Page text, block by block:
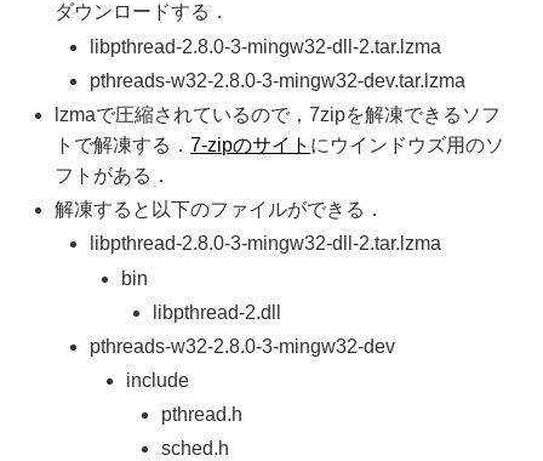
ダウンロードする．
libpthread-2.8.0-3-mingw32-dll-2.tar.lzma
pthreads-w32-2.8.0-3-mingw32-dev.tar.lzma
lzmaで圧縮されているので，7zipを解凍できるソフ
トで解凍する．7-zipのサイト にウインドウズ用のソ
フトがある．
解凍すると以下のファイルができる．
libpthread-2.8.0-3-mingw32-dll-2.tar.lzma
bin
libpthread-2.dll
pthreads-w32-2.8.0-3-mingw32-dev
include
pthread.h
sched.h